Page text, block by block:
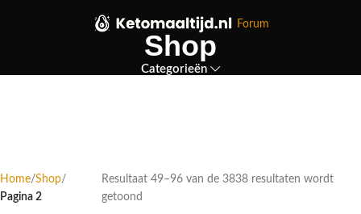
Forum
Shop
Categorieën
Home Shop
Pagina 2
Resultaat 49–96 van de 3838 resultaten wordt
getoond